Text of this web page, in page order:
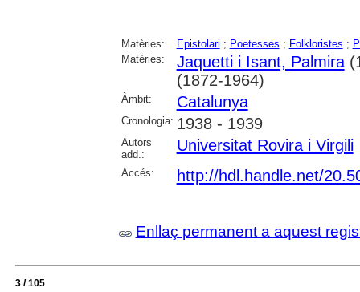
Matèries: Epistolari ; Poetesses ; Folkloristes ;
Matèries:
Jaquetti i Isant, Palmira
(1872-1964)
Àmbit: Catalunya
Cronologia: 1938 - 1939
Autors
add.:
Universitat Rovira i Virgili
Accés: http://hdl.handle.net/
Enllaç permanent a aquest
3 / 105